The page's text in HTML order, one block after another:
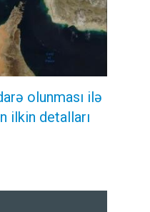
olunması ilə
ilkin detalları